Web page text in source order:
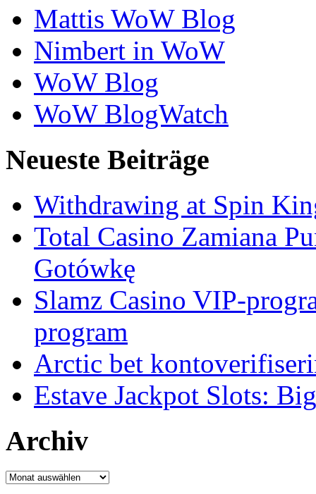
Mattis WoW Blog
Nimbert in WoW
WoW Blog
WoW BlogWatch
Neueste Beiträge
Withdrawing at Spin
Total Casino Zamiana
Gotówkę
Slamz Casino VIP-
program
Arctic bet
Estave Jackpot Slots:
Archiv
Archiv